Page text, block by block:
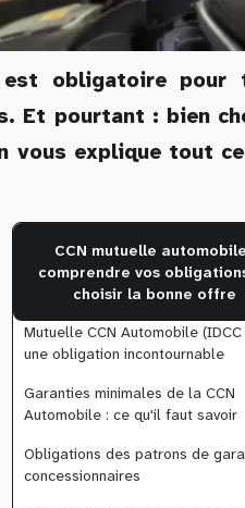
est obligatoire pour
Et pourtant : bien
explique tout ce
CCN mutuelle
comprendre vos
choisir la bonne offre
Mutuelle CCN Automobile
une obligation incontournable
Garanties minimales de la CCN
Automobile : ce qu'il faut savoir
Obligations des patrons de
concessionnaires